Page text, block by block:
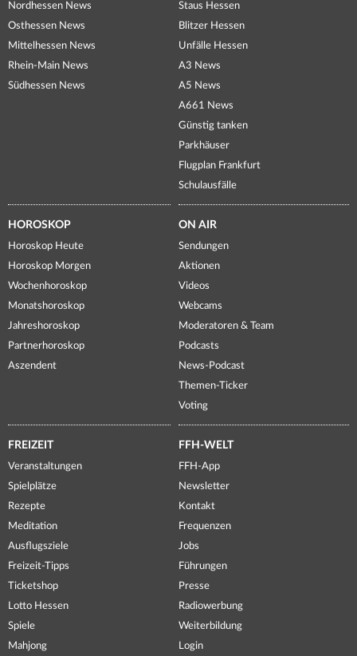
Nordhessen News
Osthessen News
Mittelhessen News
Rhein-Main News
Südhessen News
Staus Hessen
Blitzer Hessen
Unfälle Hessen
A3 News
A5 News
A661 News
Günstig tanken
Parkhäuser
Flugplan Frankfurt
Schulausfälle
HOROSKOP
Horoskop Heute
Horoskop Morgen
Wochenhoroskop
Monatshoroskop
Jahreshoroskop
Partnerhoroskop
Aszendent
ON AIR
Sendungen
Aktionen
Videos
Webcams
Moderatoren & Team
Podcasts
News-Podcast
Themen-Ticker
Voting
FREIZEIT
Veranstaltungen
Spielplätze
Rezepte
Meditation
Ausflugsziele
Freizeit-Tipps
Ticketshop
Lotto Hessen
Spiele
Mahjong
FFH-WELT
FFH-App
Newsletter
Kontakt
Frequenzen
Jobs
Führungen
Presse
Radiowerbung
Weiterbildung
Login